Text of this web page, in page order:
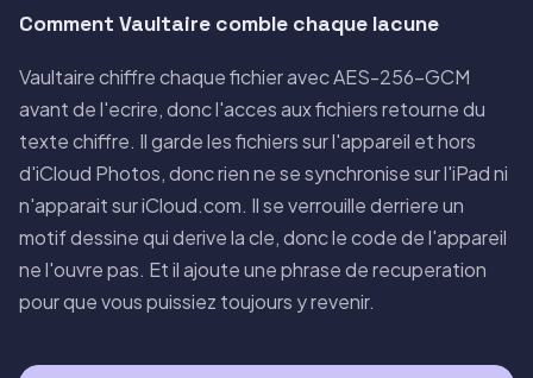
Comment Vaultaire comble chaque lacune
Vaultaire chiffre chaque fichier avec AES-256-GCM
avant de l'ecrire, donc l'acces aux fichiers retourne du
texte chiffre. Il garde les fichiers sur l'appareil et hors
d'iCloud Photos, donc rien ne se synchronise sur l'iPad ni
n'apparait sur iCloud.com. Il se verrouille derriere un
motif dessine qui derive la cle, donc le code de l'appareil
ne l'ouvre pas. Et il ajoute une phrase de recuperation
pour que vous puissiez toujours y revenir.